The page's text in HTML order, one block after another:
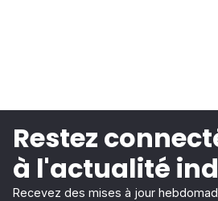
Restez
à l'actualité
Recevez des mises à jour